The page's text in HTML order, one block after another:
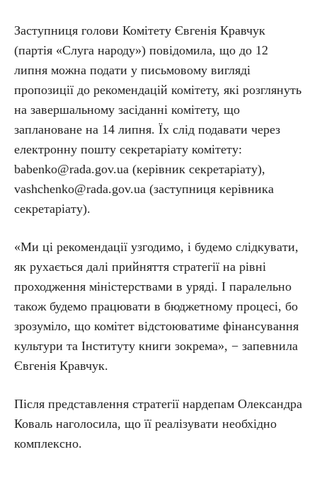
Заступниця голови Комітету Євгенія Кравчук
(партія «Слуга народу») повідомила, що до 12
липня можна подати у письмовому вигляді
пропозиції до рекомендацій комітету, які розглянуть
на завершальному засіданні комітету, що
заплановане на 14 липня. Їх слід подавати через
електронну пошту секретаріату комітету:
babenko@rada.gov.ua (керівник секретаріату),
vashchenko@rada.gov.ua (заступниця керівника
секретаріату).
«Ми ці рекомендації узгодимо, і будемо слідкувати,
як рухається далі прийняття стратегії на рівні
проходження міністерствами в уряді. І паралельно
також будемо працювати в бюджетному процесі, бо
зрозуміло, що комітет відстоюватиме фінансування
культури та Інституту книги зокрема», − запевнила
Євгенія Кравчук.
Після представлення стратегії нардепам Олександра
Коваль наголосила, що її реалізувати необхідно
комплексно.